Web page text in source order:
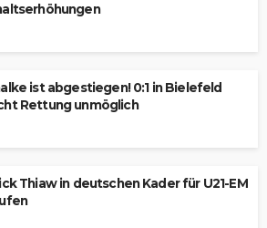
ist abgestiegen! 0:1 in Bielefeld
Rettung unmöglich
Thiaw in deutschen Kader für U21-EM